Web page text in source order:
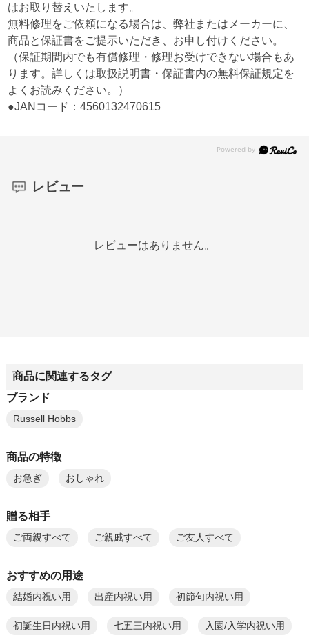
はお取り替えいたします。
無料修理をご依頼になる場合は、弊社またはメーカーに、
商品と保証書をご提示いただき、お申し付けください。
（保証期間内でも有償修理・修理お受けできない場合もあ
ります。詳しくは取扱説明書・保証書内の無料保証規定を
よくお読みください。）
●JANコード：4560132470615
レビュー
レビューはありません。
商品に関連するタグ
ブランド
Russell Hobbs
商品の特徴
お急ぎ おしゃれ
贈る相手
ご両親すべて ご親戚すべて ご友人すべて
おすすめの用途
結婚内祝い用 出産内祝い用 初節句内祝い用
初誕生日内祝い用 七五三内祝い用 入園/入学内祝い用